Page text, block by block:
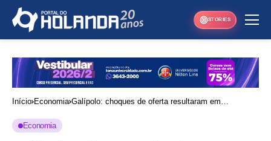
STORIES
Início Economia Galípolo: choques de oferta resultaram em
Economia